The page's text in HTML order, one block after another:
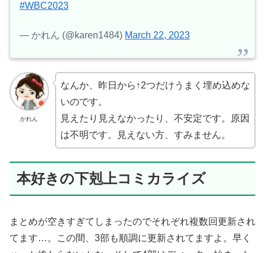
#WBC2023
— かれん (@karen1484) March 22, 2023
かれん
なんか、昨日から↑2つだけうまく埋め込めな
いのです。
見えたり見えなかったり、不安定です。原因
は不明です。見えない方、すみません。
本好きの下剋上コミカライズ
まとめが空きすぎてしまったのでそれぞれ複数回更新され
てます…。この間、3部も順調に更新されてますよ。早く